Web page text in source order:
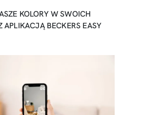
KOLORY W SWOICH
APLIKACJĄ BECKERS EASY